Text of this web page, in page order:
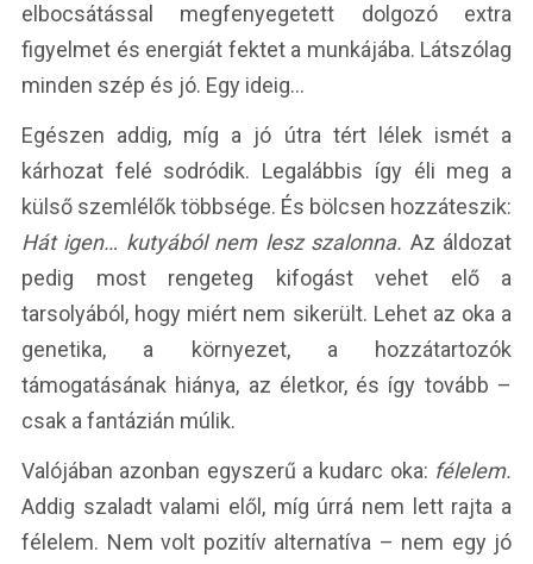
elbocsátással megfenyegetett dolgozó extra
figyelmet és energiát fektet a munkájába. Látszólag
minden szép és jó. Egy ideig…
Egészen addig, míg a jó útra tért lélek ismét a
kárhozat felé sodródik. Legalábbis így éli meg a
külső szemlélők többsége. És bölcsen hozzáteszik:
Hát igen… kutyából nem lesz szalonna. Az áldozat
pedig most rengeteg kifogást vehet elő a
tarsolyából, hogy miért nem sikerült. Lehet az oka a
genetika, a környezet, a hozzátartozók
támogatásának hiánya, az életkor, és így tovább –
csak a fantázián múlik.
Valójában azonban egyszerű a kudarc oka: félelem.
Addig szaladt valami elől, míg úrrá nem lett rajta a
félelem. Nem volt pozitív alternatíva – nem egy jó